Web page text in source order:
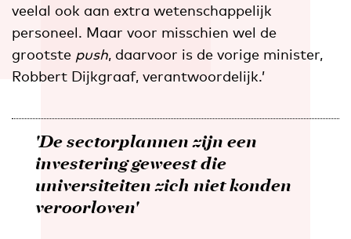
veelal ook aan extra wetenschappelijk
personeel. Maar voor misschien wel de
grootste push, daarvoor is de vorige minister,
Robbert Dijkgraaf, verantwoordelijk.’
'De sectorplannen zijn een
investering geweest die
universiteiten zich niet konden
veroorloven'